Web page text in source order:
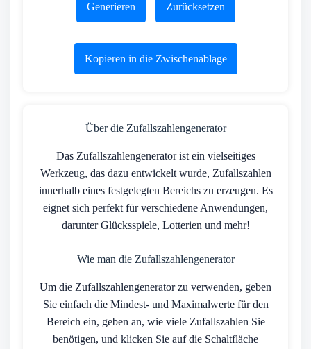
Generieren Zurücksetzen
Kopieren in die Zwischenablage
Über die Zufallszahlengenerator
Das Zufallszahlengenerator ist ein vielseitiges
Werkzeug, das dazu entwickelt wurde, Zufallszahlen
innerhalb eines festgelegten Bereichs zu erzeugen. Es
eignet sich perfekt für verschiedene Anwendungen,
darunter Glücksspiele, Lotterien und mehr!
Wie man die Zufallszahlengenerator
Um die Zufallszahlengenerator zu verwenden, geben
Sie einfach die Mindest- und Maximalwerte für den
Bereich ein, geben an, wie viele Zufallszahlen Sie
benötigen, und klicken Sie auf die Schaltfläche